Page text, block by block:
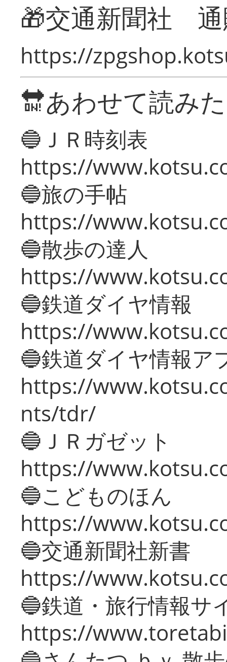
🎁交通新聞社
https://
🔛あわせて読み
🔵ＪＲ時刻表
https://
🔵旅の手帖
https://
🔵散歩の達人
https://
🔵鉄道ダイヤ情報
https://
🔵鉄道ダイヤ情報ア
https://
nts/tdr/
🔵ＪＲガゼット
https://
🔵こどものほん
https://
🔵交通新聞社新書
https://
🔵鉄道・旅行情報サ
https://